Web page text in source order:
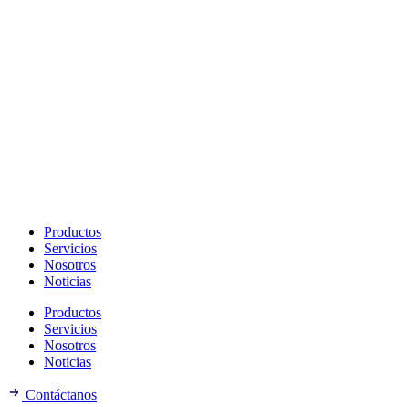
Productos
Servicios
Nosotros
Noticias
Productos
Servicios
Nosotros
Noticias
Contáctanos